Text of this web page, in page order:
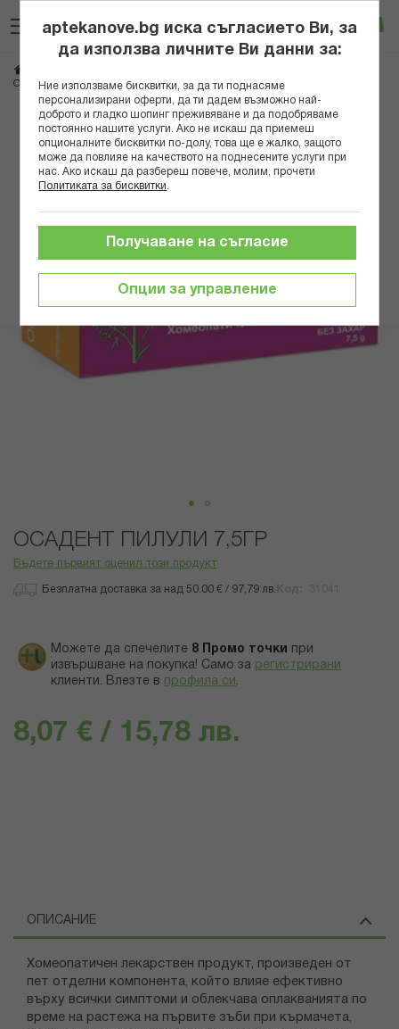
към
съдържанието
Вход
ОСАДЕНТ ПИЛУЛИ 7,5ГР
Преминете
края
към
началото
галерия
ОСАДЕНТ ПИЛУЛИ 7,5ГР
Бъдете първият оценил този продукт
Безплатна доставка за над 50.00 € / 97,79 лв.
Можете да спечелите 8 Промо точки
при
извършване на покупка! Само за регистрирани
клиенти. Влезте в профила си .
8,07 € / 15,78 лв.
ОПИСАНИЕ
Хомеопатичен лекарствен продукт, произведен от
пет отделни компонента, който влияе ефективно
върху всички симптоми и облекчава оплакванията по
време на растежа на първите зъби при кърмачета,
aptekanove.bg иска съгласието Ви, за
да използва личните Ви данни за:
Ние използваме бисквитки, за да ти поднасяме
персонализирани оферти, да ти дадем възможно най-
доброто и гладко шопинг преживяване и да подобряваме
постоянно нашите услуги. Ако не искаш да приемеш
опционалните бисквитки по-долу, това ще е жалко, защото
може да повлияе на качеството на поднесените услуги при
нас. Ако искаш да разбереш повече, молим, прочети
Политиката за бисквитки
Опции за управление
Получаване на съгласие